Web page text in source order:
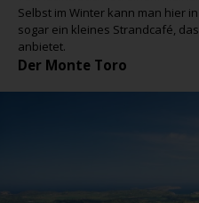
Selbst im Winter kann man hier
sogar ein kleines Strandcafé,
anbietet.
Der Monte Toro